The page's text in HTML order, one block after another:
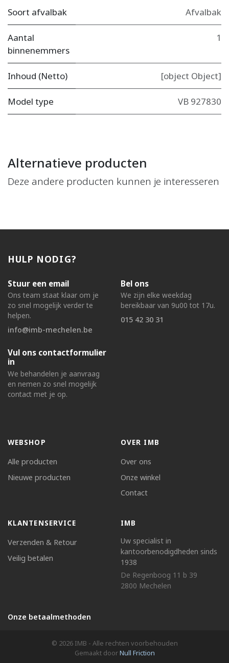
Soort afvalbak Afvalbak
Aantal
binnenemmers
1
Inhoud (Netto) [object Object]
Model type VB 927830
Alternatieve producten
Deze andere producten kunnen je interesseren
HULP NODIG?
Stuur een email
Ons team staat klaar om je
zo snel mogelijk verder te
helpen.
info@imb-mechelen.be
Bel ons
We zijn elke weekdag
bereikbaar van 9u00 tot 17u.
015 42 30 31
Vul ons contactformulier
in
We behandelen je aanvraag
en nemen zo snel mogelijk
contact met je op.
WEBSHOP
Alle producten
Nieuwe producten
OVER IMB
Over ons
Onze winkel
Contact
KLANTENSERVICE
Verzenden & Retour
Veilig betalen
IMB
Uw specialist in
kantoorbenodigdheden sinds
1938
De Regenboog 11 b 39
2800 Mechelen
Onze betaalmethoden
© 2026 IMB - Alle rechten voorbehouden
Gemaakt doorNull Friction